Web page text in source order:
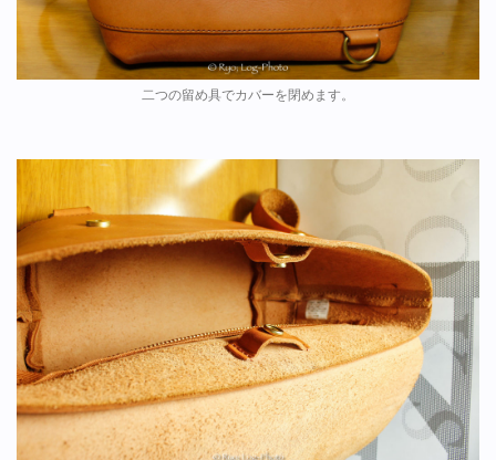
二つの留め具でカバーを閉めます。